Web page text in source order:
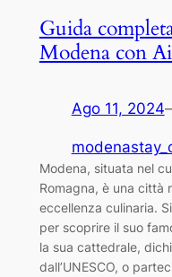
Guida
Modena con
Ago 11, 2024
Modena, situata nel
Romagna, è una città
eccellenza culinaria.
per scoprire il suo
la sua cattedrale,
dall’UNESCO, o